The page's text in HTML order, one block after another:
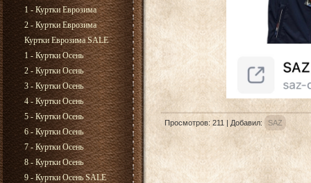
1 - Куртки Еврозима
2 - Куртки Еврозима
Куртки Еврозима SALE
1 - Куртки Осень
2 - Куртки Осень
3 - Куртки Осень
4 - Куртки Осень
5 - Куртки Осень
6 - Куртки Осень
7 - Куртки Осень
8 - Куртки Осень
9 - Куртки Осень SALE
Просмотров: 211 | Добавил: SAZ